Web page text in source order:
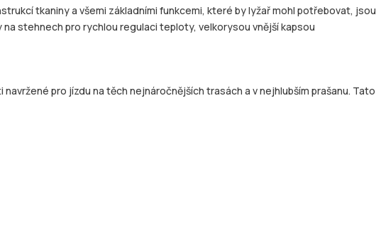
tkaniny a všemi základními funkcemi, které by lyžař mohl potřebovat, jsou
stehnech pro rychlou regulaci teploty, velkorysou vnější kapsou
pro jízdu na těch nejnáročnějších trasách a v nejhlubším prašanu. Tato